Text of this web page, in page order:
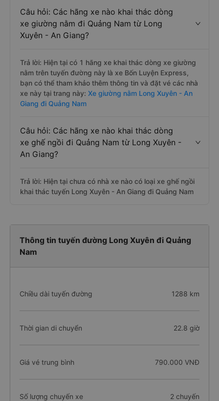
Câu hỏi: Các hãng xe nào khai thác dòng
xe giường nằm đi Quảng Nam từ Long
Xuyên - An Giang?
Trả lời: Hiện tại có 1 hãng xe khai thác dòng xe giường
nằm trên tuyến đường này là xe Bốn Luyện Express,
bạn có thể tham khảo thêm thông tin và đặt vé các nhà
xe này tại trang này: Xe giường nằm Long Xuyên - An
Giang đi Quảng Nam
Câu hỏi: Các hãng xe nào khai thác dòng
xe ghế ngồi đi Quảng Nam từ Long Xuyên -
An Giang?
Trả lời: Hiện tại chưa có nhà xe nào có loại xe ghế ngồi
khai thác tuyến Long Xuyên - An Giang đi Quảng Nam
Thông tin tuyến đường Long Xuyên đi Quảng
Nam
Chiều dài tuyến đường 1288 km
Thời gian di chuyển 22.8 giờ
Giá vé trung bình 790.000 VNĐ
Số lượng chuyến xe 2 chuyến